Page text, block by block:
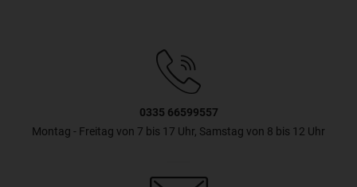
0335 66599557
Montag - Freitag von 7 bis 17 Uhr, Samstag von 8 bis 12 Uhr